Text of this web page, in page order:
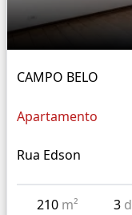
CAMPO BELO
Apartamento
Rua Edson
210 m² 3